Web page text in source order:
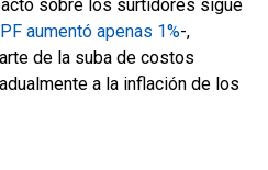
sobre los surtidores sigue
aumentó apenas 1%-,
de la suba de costos
a la inflación de los